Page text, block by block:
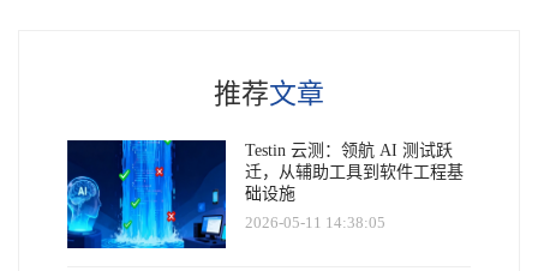
推荐文章
Testin 云测：领航 AI 测试跃
迁，从辅助工具到软件工程基
础设施
2026-05-11 14:38:05